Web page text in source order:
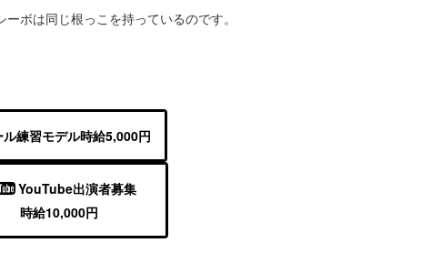
ボは同じ根っこを持っているのです。
ル練習モデル時給5,000円
YouTube出演者募集
時給10,000円